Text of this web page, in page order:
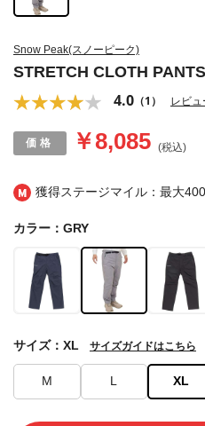
獲得ステージマイル：最大
Snow Peak(スノーピーク)
STRETCH CLOTH
4.0 （1） レビ
￥8,085 (税込)
カラー：GRY
M L XL
サイズ：XL サイズガイドはこちら